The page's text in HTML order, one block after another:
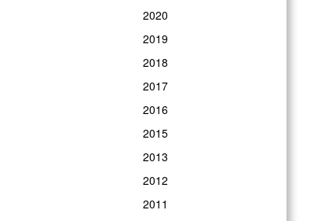
2020
2019
2018
2017
2016
2015
2013
2012
2011